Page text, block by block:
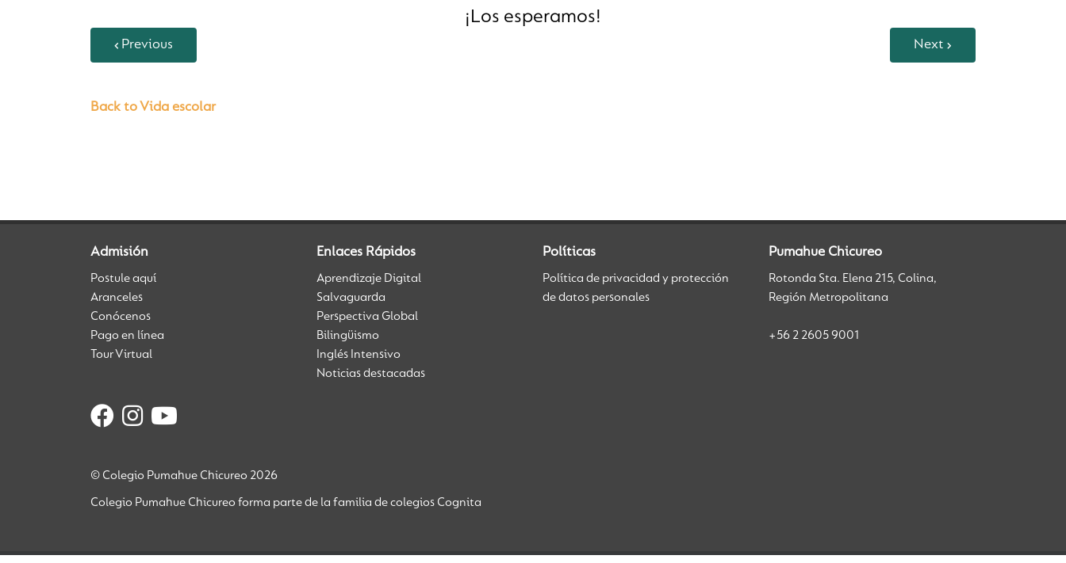
¡Los esperamos!
Previous Next
Back to Vida escolar
Admisión
Postule aquí
Aranceles
Conócenos
Pago en línea
Tour Virtual
Enlaces Rápidos
Aprendizaje Digital
Salvaguarda
Perspectiva Global
Bilingüismo
Inglés Intensivo
Noticias destacadas
Políticas
Política de privacidad y protección
de datos personales
Pumahue Chicureo
Rotonda Sta. Elena 215, Colina,
Región Metropolitana
+56 2 2605 9001
© Colegio Pumahue Chicureo 2026
Colegio Pumahue Chicureo forma parte de la familia de colegios Cognita